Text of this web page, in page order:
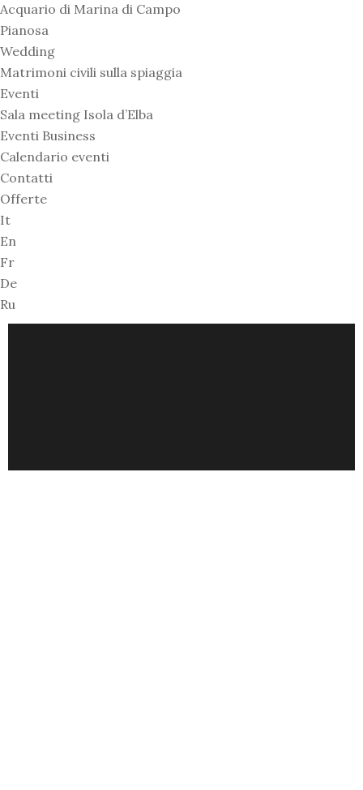
Acquario di Marina di Campo
Pianosa
Wedding
Matrimoni civili sulla spiaggia
Eventi
Sala meeting Isola d’Elba
Eventi Business
Calendario eventi
Contatti
Offerte
It
En
Fr
De
Ru